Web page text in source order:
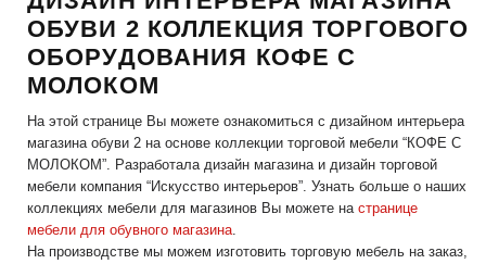
ОБУВИ 2 КОЛЛЕКЦИЯ ТОРГОВОГО
ОБОРУДОВАНИЯ КОФЕ С
МОЛОКОМ
На этой странице Вы можете ознакомиться с дизайном интерьера
магазина обуви 2 на основе коллекции торговой мебели “КОФЕ С
МОЛОКОМ”. Разработала дизайн магазина и дизайн торговой
мебели компания “Искусство интерьеров”. Узнать больше о наших
коллекциях мебели для магазинов Вы можете на странице
мебели для обувного магазина.
На производстве мы можем изготовить торговую мебель на заказ,